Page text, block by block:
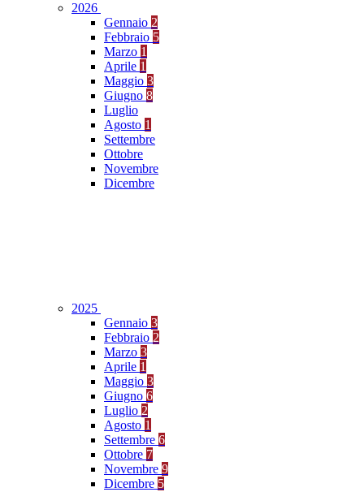
2026
Gennaio 2
Febbraio 5
Marzo 1
Aprile 1
Maggio 3
Giugno 8
Luglio
Agosto 1
Settembre
Ottobre
Novembre
Dicembre
2025
Gennaio 3
Febbraio 2
Marzo 3
Aprile 1
Maggio 3
Giugno 6
Luglio 2
Agosto 1
Settembre 6
Ottobre 7
Novembre 9
Dicembre 5